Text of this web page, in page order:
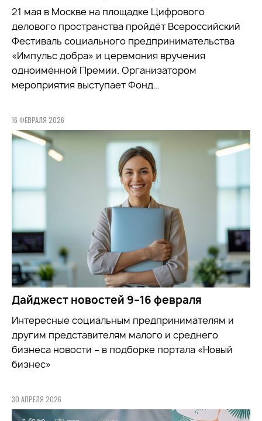
21 мая в Москве на площадке Цифрового
делового пространства пройдёт Всероссийский
Фестиваль социального предпринимательства
«Импульс добра» и церемония вручения
одноимённой Премии. Организатором
мероприятия выступает Фонд…
16 ФЕВРАЛЯ 2026
Дайджест новостей 9–16 февраля
Интересные социальным предпринимателям и
другим представителям малого и среднего
бизнеса новости – в подборке портала «Новый
бизнес»
30 АПРЕЛЯ 2026